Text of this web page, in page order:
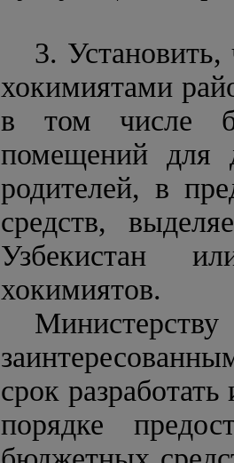
3.
хокимиятами
в том числе
помещений для
родителей, в
средств,
Узбекистан
хокимиятов.
срок
порядке